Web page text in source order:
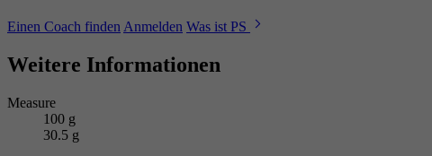
Einen Coach finden Anmelden Was ist PS
Weitere Informationen
Measure
100 g
30.5 g